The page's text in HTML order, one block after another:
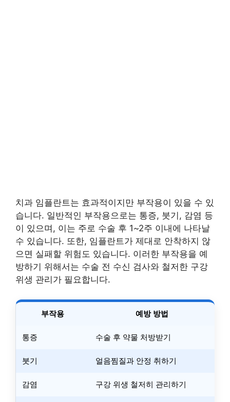
치과 임플란트는 효과적이지만 부작용이 있을 수 있
습니다. 일반적인 부작용으로는 통증, 붓기, 감염 등
이 있으며, 이는 주로 수술 후 1~2주 이내에 나타날
수 있습니다. 또한, 임플란트가 제대로 안착하지 않
으면 실패할 위험도 있습니다. 이러한 부작용을 예
방하기 위해서는 수술 전 수신 검사와 철저한 구강
위생 관리가 필요합니다.
부작용 예방 방법
통증 수술 후 약물 처방받기
붓기 얼음찜질과 안정 취하기
감염 구강 위생 철저히 관리하기